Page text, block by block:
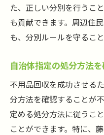
た、正しい分別を行うこ
も貢献できます。周辺住
も、分別ルールを守るこ
自治体指定の処分方法
不用品回収を成功させる
分方法を確認することが
定める処分方法に従うこ
ことができます。特に、